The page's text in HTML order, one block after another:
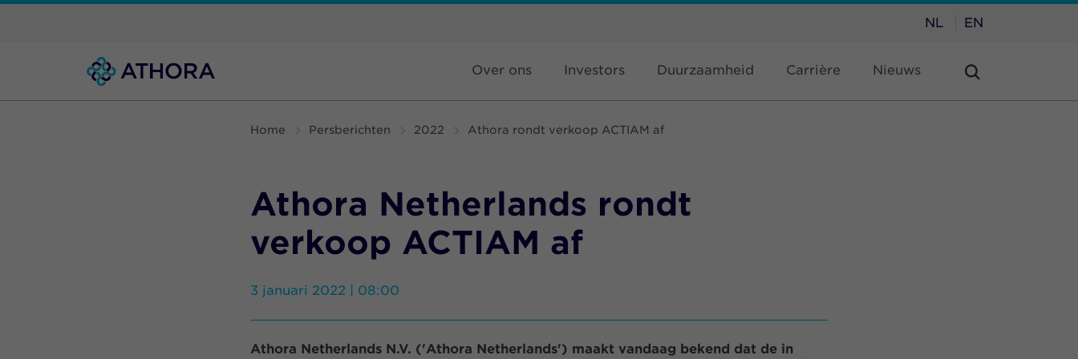
NL EN
Over ons Investors Duurzaamheid Carrière Nieuws
Home Persberichten 2022 Athora rondt verkoop ACTIAM af
Athora Netherlands rondt
verkoop ACTIAM af
3 januari 2022 | 08:00
Athora Netherlands N.V. ('Athora Netherlands') maakt vandaag bekend dat de in